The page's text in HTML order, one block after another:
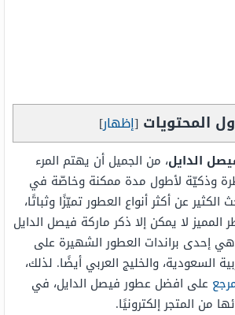
المحتويات [إظهار]
الدايل، من الجميل أن يهتم المرء
وذكيّة لأطول مدة ممكنة وخاصّة في
عن أكثر أنواع العطور تميّزًا وثباتًا،
المميز لا يمكن إلا ذكر ماركة فيصل الدايل
إحدى براندات العطور الشهيرة على
السعودية، والخليج العربي أيضًا. لذلك،
على افضل عطور فيصل الدايل، في
من المتجر إلكترونيًا.